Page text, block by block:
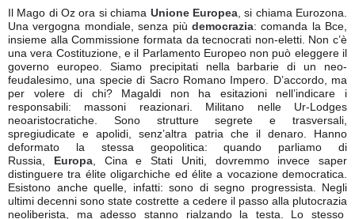
Il Mago di Oz ora si chiama Unione Europea, si chiama Eurozona.
Una vergogna mondiale, senza più democrazia: comanda la Bce,
insieme alla Commissione formata da tecnocrati non-eletti. Non c’è
una vera Costituzione, e il Parlamento Europeo non può eleggere il
governo europeo. Siamo precipitati nella barbarie di un neo-
feudalesimo, una specie di Sacro Romano Impero. D’accordo, ma
per volere di chi? Magaldi non ha esitazioni nell’indicare i
responsabili: massoni reazionari. Militano nelle Ur-Lodges
neoaristocratiche. Sono strutture segrete e trasversali,
spregiudicate e apolidi, senz’altra patria che il denaro. Hanno
deformato la stessa geopolitica: quando parliamo di
Russia,
Europa, Cina e Stati Uniti, dovremmo invece saper
distinguere tra élite oligarchiche ed élite a vocazione democratica.
Esistono anche quelle, infatti: sono di segno progressista. Negli
ultimi decenni sono state costrette a cedere il passo alla plutocrazia
neoliberista, ma adesso stanno rialzando la testa. Lo stesso